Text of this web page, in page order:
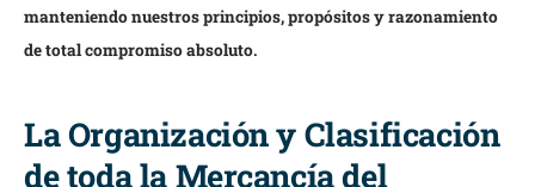
manteniendo nuestros principios, propósitos y razonamiento
de total compromiso absoluto.
La Organización y Clasificación
de toda la Mercancía del